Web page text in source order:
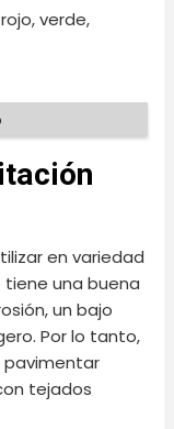
verde,
en variedad
una buena
un bajo
Por lo tanto,
tejados